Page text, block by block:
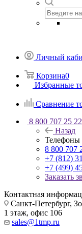
Личный
Корзина0
Избранные
Сравнение
8 800 707 25 22
Назад
Телефоны
8 800 707
+7 (812)
+7 (499)
Заказать
Контактная
Санкт-Петербург,
1 этаж, офис 106
sales@1tmp.ru